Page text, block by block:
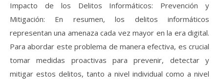
Impacto de los Delitos Informáticos: Prevención y
Mitigación: En resumen, los delitos informáticos
representan una amenaza cada vez mayor en la era digital.
Para abordar este problema de manera efectiva, es crucial
tomar medidas proactivas para prevenir, detectar y
mitigar estos delitos, tanto a nivel individual como a nivel